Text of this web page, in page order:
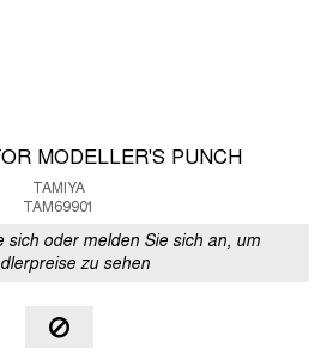
MODELLER'S PUNCH
TAMIYA
TAM69901
sich oder melden Sie sich an, um
zu sehen